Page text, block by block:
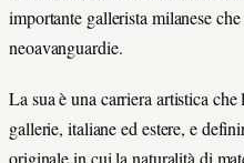
importante gallerista milanese
neoavanguardie.
La sua è una carriera artistica
gallerie, italiane ed estere, e
originale in cui la naturalità di